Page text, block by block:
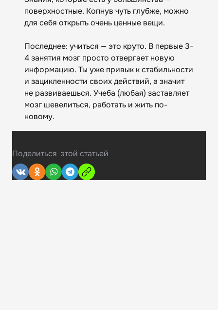
поверхностные. Копнув чуть глубже, можно
для себя открыть очень ценные вещи.
Последнее: учиться — это круто. В первые 3-
4 занятия мозг просто отвергает новую
информацию. Ты уже привык к стабильности
и зацикленности своих действий, а значит
не развиваешься. Учеба (любая) заставляет
мозг шевелиться, работать и жить по-
новому.
Поделиться этой статьей